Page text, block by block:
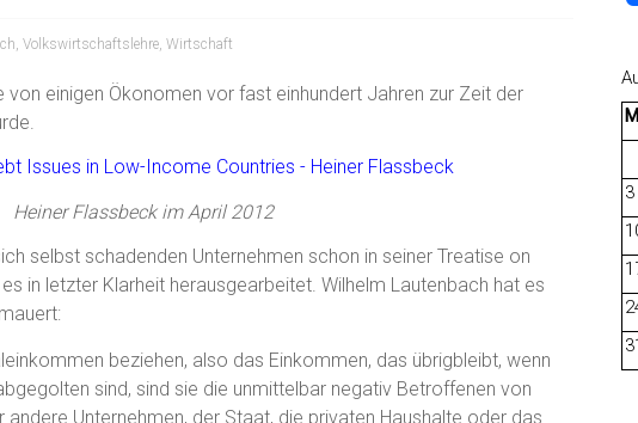
Volkswirtschaftslehre Wirtschaft
von einigen Ökonomen vor fast einhundert Jahren zur Zeit der
Heiner Flassbeck im April 2012
selbst schadenden Unternehmen schon in seiner Treatise on
in letzter Klarheit herausgearbeitet. Wilhelm Lautenbach hat es
beziehen, also das Einkommen, das übrigbleibt, wenn
sind, sind sie die unmittelbar negativ Betroffenen von
andere Unternehmen, der Staat, die privaten Haushalte oder das
M
3